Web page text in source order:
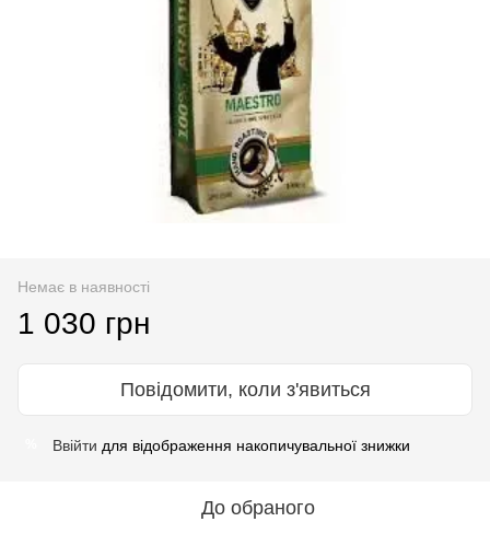
Немає в наявності
1 030 грн
Повідомити, коли з'явиться
Ввійти для відображення накопичувальної знижки
До обраного